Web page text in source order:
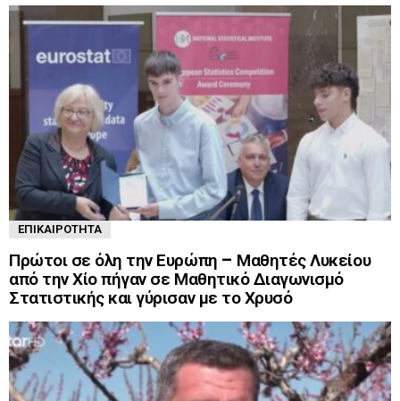
ΕΠΙΚΑΙΡΌΤΗΤΑ
Πρώτοι σε όλη την Ευρώπη – Μαθητές Λυκείου
από την Χίο πήγαν σε Μαθητικό Διαγωνισμό
Στατιστικής και γύρισαν με το Χρυσό